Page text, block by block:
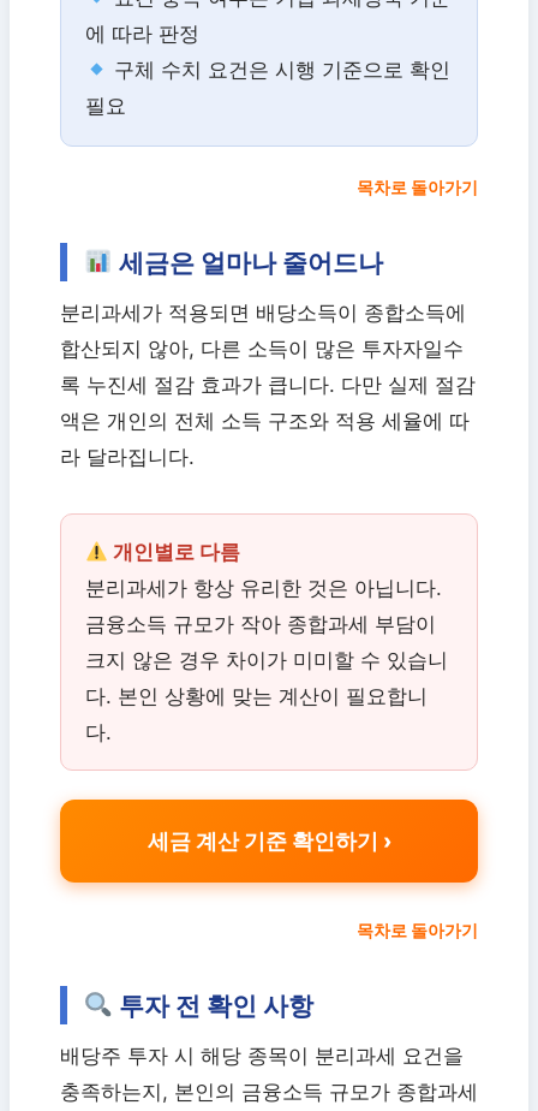
에 따라 판정
구체 수치 요건은 시행 기준으로 확인
필요
목차로 돌아가기
세금은 얼마나 줄어드나
분리과세가 적용되면 배당소득이 종합소득에
합산되지 않아, 다른 소득이 많은 투자자일수
록 누진세 절감 효과가 큽니다. 다만 실제 절감
액은 개인의 전체 소득 구조와 적용 세율에 따
라 달라집니다.
개인별로 다름
분리과세가 항상 유리한 것은 아닙니다.
금융소득 규모가 작아 종합과세 부담이
크지 않은 경우 차이가 미미할 수 있습니
다. 본인 상황에 맞는 계산이 필요합니
다.
세금 계산 기준 확인하기
목차로 돌아가기
투자 전 확인 사항
배당주 투자 시 해당 종목이 분리과세 요건을
충족하는지, 본인의 금융소득 규모가 종합과세